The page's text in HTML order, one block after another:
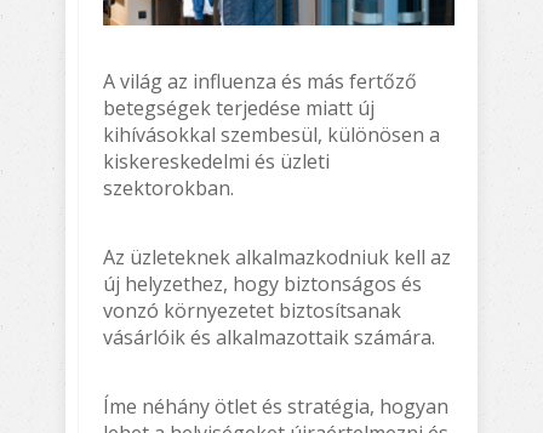
A világ az influenza és más fertőző
betegségek terjedése miatt új
kihívásokkal szembesül, különösen a
kiskereskedelmi és üzleti
szektorokban.
Az üzleteknek alkalmazkodniuk kell az
új helyzethez, hogy biztonságos és
vonzó környezetet biztosítsanak
vásárlóik és alkalmazottaik számára.
Íme néhány ötlet és stratégia, hogyan